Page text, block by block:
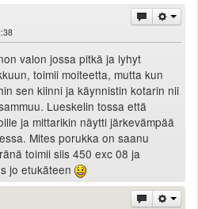
valon jossa pitkä ja lyhyt
toimii moiteetta, mutta kun
sen kiinni ja käynnistin kotarin nii
Lueskelin tossa että
ja mittarikin näytti järkevämpää
Mites porukka on saanu
toimii siis 450 exc 08 ja
jo etukäteen